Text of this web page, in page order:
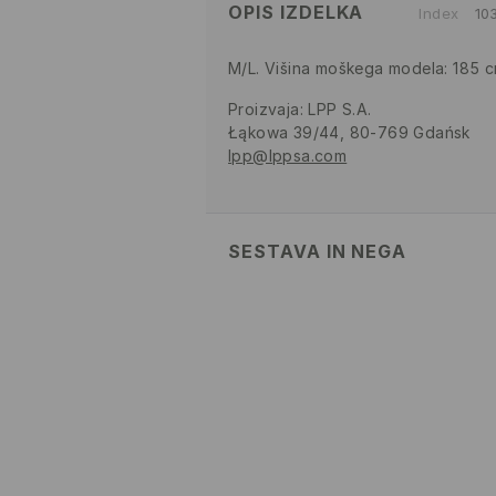
OPIS IZDELKA Index
M/L. Višina moškega modela: 185
Proizvaja: LPP S.A.
Łąkowa 39/44, 80-769 Gdańsk
lpp@lppsa.com
SESTAVA IN NEGA